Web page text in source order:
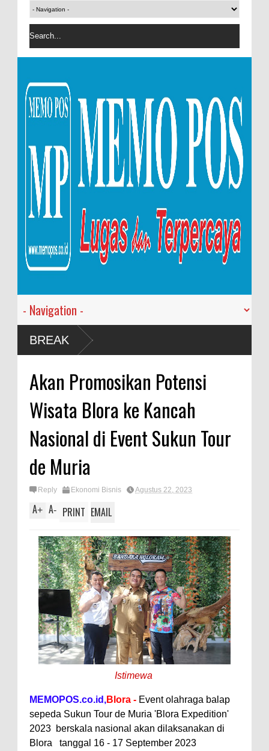
BREAK
Akan Promosikan Potensi
Wisata Blora ke Kancah
Nasional di Event Sukun Tour
de Muria
Reply Ekonomi Bisnis Agustus 22, 2023
A+ A- PRINT EMAIL
Istimewa
MEMOPOS.co.id,Blora - Event olahraga balap
sepeda Sukun Tour de Muria 'Blora Expedition'
2023 berskala nasional akan dilaksanakan di
Blora tanggal 16 - 17 September 2023